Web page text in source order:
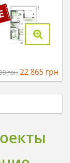
грн 22 865 грн